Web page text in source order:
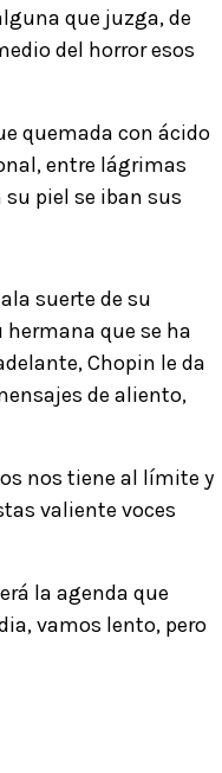
que juzga, de
del horror esos
quemada con ácido
entre lágrimas
piel se iban sus
suerte de su
que se ha
Chopin le da
de aliento,
nos tiene al límite y
valiente voces
la agenda que
vamos lento, pero